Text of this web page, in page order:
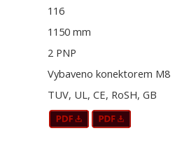
116
1150 mm
2 PNP
Vybaveno konektorem M8
TUV, UL, CE, RoSH, GB